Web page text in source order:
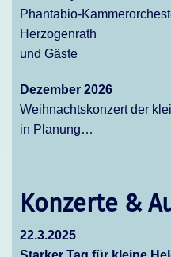
Phantabio-
Herzogenrath
und Gäste
Dezember 2026
Weihnachtskonzert der
in Planung…
Konzerte &
22.3.2025